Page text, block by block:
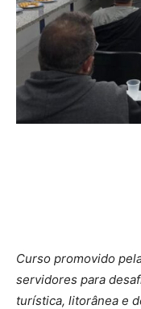
Curso promovido
servidores para
turística, litorânea e